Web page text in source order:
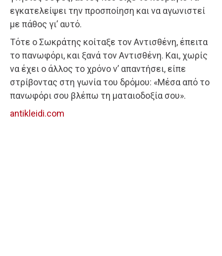
εγκατελείψει την προσποίηση και να αγωνιστεί
με πάθος γι’ αυτό.
Τότε ο Σωκράτης κοίταξε τον Αντισθένη, έπειτα
το πανωφόρι, και ξανά τον Αντισθένη. Και, χωρίς
να έχει ο άλλος το χρόνο ν’ απαντήσει, είπε
στρίβοντας στη γωνία του δρόμου: «Μέσα από το
πανωφόρι σου βλέπω τη ματαιοδοξία σου».
antikleidi.com